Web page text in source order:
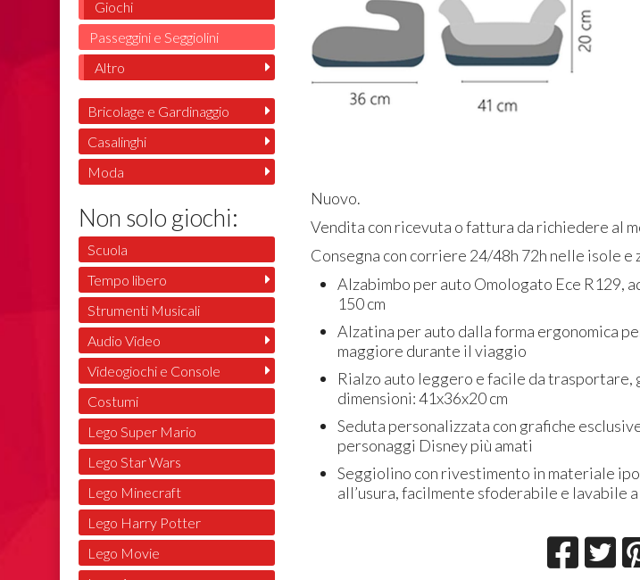
Nuovo.
Vendita con ricevuta o fattura da richiedere al
Consegna con corriere 24/48h 72h nelle isole e
Alzabimbo per auto Omologato Ece R129,
150 cm
Alzatina per auto dalla forma ergonomica
maggiore durante il viaggio
Rialzo auto leggero e facile da trasportare,
dimensioni: 41x36x20 cm
Seduta personalizzata con grafiche
personaggi Disney più amati
Seggiolino con rivestimento in materiale
all’usura, facilmente sfoderabile e lavabile a
Giochi
Passeggini e Seggiolini
Altro
Bricolage e Gardinaggio
Casalinghi
Moda
Non solo giochi:
Scuola
Tempo libero
Strumenti Musicali
Audio Video
Videogiochi e Console
Costumi
Lego Super Mario
Lego Star Wars
Lego Minecraft
Lego Harry Potter
Lego Movie